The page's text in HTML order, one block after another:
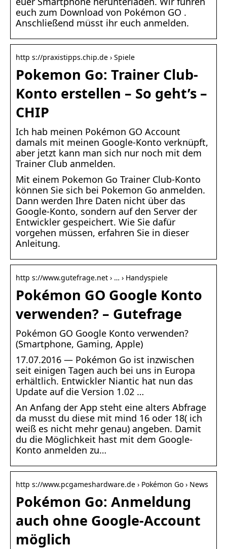
euch zum Download von Pokémon GO .
Anschließend müsst ihr euch anmelden.
http s://praxistipps.chip.de › Spiele
Pokemon Go: Trainer Club-
Konto erstellen – So geht’s –
CHIP
Ich hab meinen Pokémon GO Account
damals mit meinen Google-Konto verknüpft,
aber jetzt kann man sich nur noch mit dem
Trainer Club anmelden.
Mit einem Pokemon Go Trainer Club-Konto
können Sie sich bei Pokemon Go anmelden.
Dann werden Ihre Daten nicht über das
Google-Konto, sondern auf den Server der
Entwickler gespeichert. Wie Sie dafür
vorgehen müssen, erfahren Sie in dieser
Anleitung.
http s://www.gutefrage.net › … › Handyspiele
Pokémon GO Google Konto
verwenden? – Gutefrage
Pokémon GO Google Konto verwenden?
(Smartphone, Gaming, Apple)
17.07.2016 — Pokémon Go ist inzwischen
seit einigen Tagen auch bei uns in Europa
erhältlich. Entwickler Niantic hat nun das
Update auf die Version 1.02 …
An Anfang der App steht eine alters Abfrage
da musst du diese mit mind 16 oder 18( ich
weiß es nicht mehr genau) angeben. Damit
du die Möglichkeit hast mit dem Google-
Konto anmelden zu…
http s://www.pcgameshardware.de › Pokémon Go › News
Pokémon Go: Anmeldung
auch ohne Google-Account
möglich